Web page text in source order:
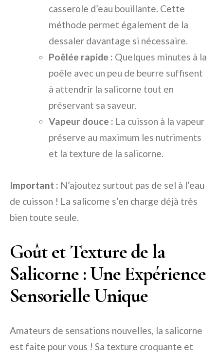
casserole d’eau bouillante. Cette
méthode permet également de la
dessaler davantage si nécessaire.
Poêlée rapide : Quelques minutes à la
poêle avec un peu de beurre suffisent
à attendrir la salicorne tout en
préservant sa saveur.
Vapeur douce : La cuisson à la vapeur
préserve au maximum les nutriments
et la texture de la salicorne.
Important : N’ajoutez surtout pas de sel à l’eau
de cuisson ! La salicorne s’en charge déjà très
bien toute seule.
Goût et Texture de la
Salicorne : Une Expérience
Sensorielle Unique
Amateurs de sensations nouvelles, la salicorne
est faite pour vous ! Sa texture croquante et